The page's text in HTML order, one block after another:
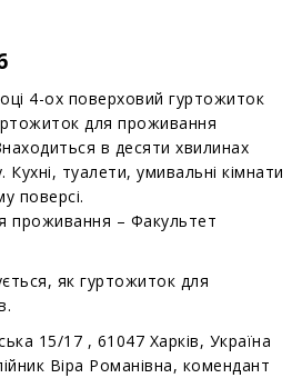
4-ох поверховий гуртожиток
для проживання
в десяти хвилинах
Кухні, туалети, умивальні кімнати
поверсі.
проживання – Факультет
як гуртожиток для
15/17 , 61047 Харків, Україна
Віра Романівна, комендант